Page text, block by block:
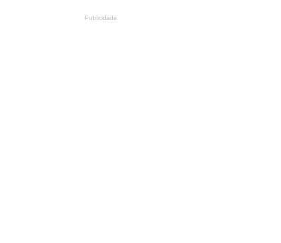
Publicidade